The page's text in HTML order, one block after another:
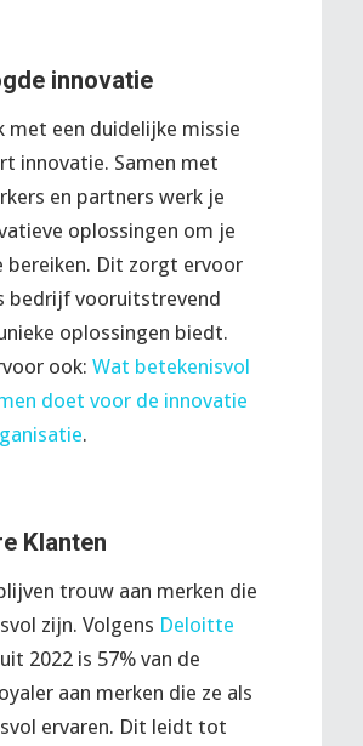
innovatie
met een duidelijke missie
innovatie. Samen met
en partners werk je
oplossingen om je
bereiken. Dit zorgt ervoor
bedrijf vooruitstrevend
oplossingen biedt.
ook: Wat betekenisvol
doet voor de innovatie
.
Klanten
trouw aan merken die
zijn. Volgens Deloitte
uit 2022 is 57% van de
aan merken die ze als
ervaren. Dit leidt tot